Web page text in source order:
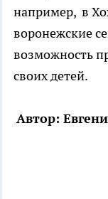
например, в
воронежские
возможность
своих детей.
Автор: